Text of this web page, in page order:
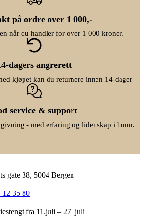
på ordre over 1 000,-
når du handler for over 1 000 kroner.
dagers angrerett
kjøpet kan du returnere innen 14-dager
service & support
- med erfaring og lidenskap i bunn.
gate 38, 5004 Bergen
12 35 80
fra 11.juli – 27. juli